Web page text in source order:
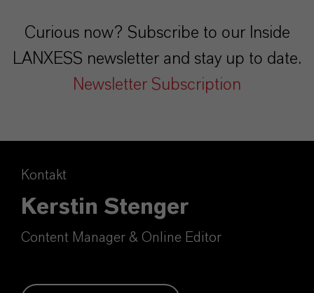
Curious now? Subscribe to our Inside
LANXESS newsletter and stay up to date.
Newsletter Subscription
Kontakt
Kerstin Stenger
Content Manager & Online Editor